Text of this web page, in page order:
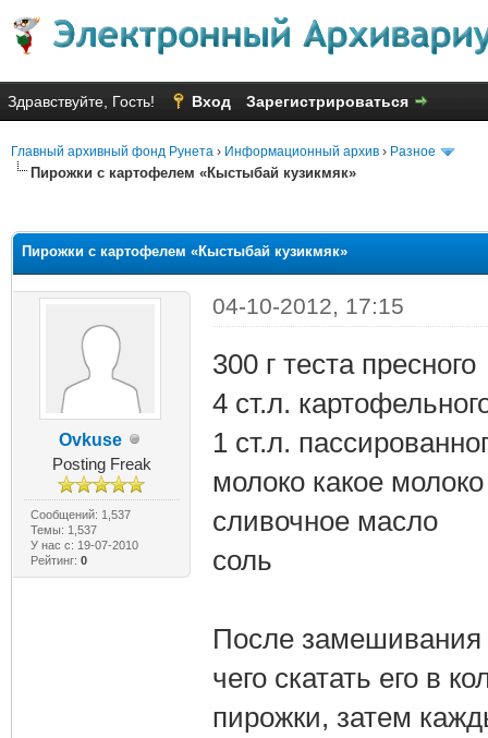
Здравствуйте, Гость! Вход Зарегистрироваться
Главный архивный фонд Рунета › Информационный архив › Разное
Пирожки с картофелем «Кыстыбай кузикмяк»
Пирожки с картофелем «Кыстыбай кузикмяк»
Ovkuse
Posting Freak
Сообщений: 1,537
Темы: 1,537
У нас с: 19-07-2010
Рейтинг: 0
04-10-2012, 17:15
300 г теста пресного
4 ст.л.
1 ст.л.
молоко какое
сливочное масло
соль
После замешивания
чего скатать его в
пирожки, затем